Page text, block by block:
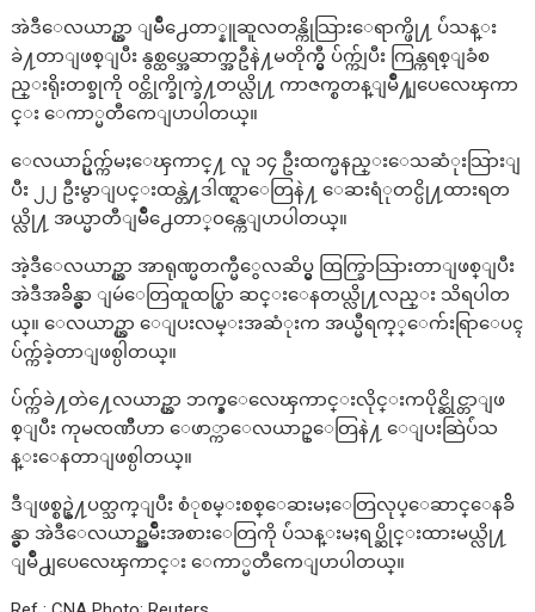
အဲဒီေလယာဥ္ဟာ ျမိဳ႕ေတာ္နူဆူလတန္ကိုသြားေရာက္ဖို႔ ပ်ံသန္း
ခဲ႔တာျဖစ္ျပီး နွစ္ထပ္အေဆာက္အဦနဲ႔မတိုက္မွီ ပ်က္က်ျပီး ကြန္ကရစ္ျခံစ
ည္းရိုးတစ္ခုကို ၀င္တိုက္ခိုက္ခဲ႔တယ္လို႔ ကာဇက္စတန္ျမိဳ႔ျပေလေၾကာ
င္း ေကာ္မတီကေျပာပါတယ္။
ေလယာဥ္ပ်က္က်မႈေၾကာင္႔ လူ ၁၄ ဦးထက္မနည္းေသဆံုးသြားျ
ပီး ၂၂ ဦးမွာျပင္းထန္တဲ႔ဒါဏ္ရာေတြနဲ႔ ေဆးရံုတင္ပို႔ထားရတ
ယ္လို႔ အယ္မာတီျမိဳ႕ေတာ္၀န္ကေျပာပါတယ္။
အဲ့ဒီေလယာဥ္ဟာ အာရုဏ္မတက္မီွေလဆိပ္မွ ထြက္ခြာသြားတာျဖစ္ျပီး
အဲဒီအခ်ိန္မွာ ျမဴေတြထူထပ္စြာ ဆင္းေနတယ္လို႔လည္း သိရပါတ
ယ္။ ေလယာဥ္ဟာ ေျပးလမ္းအဆံုးက အယ္မီရက္္ေက်းရြာေပၚ
ပ်က္က်ခဲ့တာျဖစ္ပါတယ္။
ပ်က္က်ခဲ႔တဲ႔ေလယာဥ္ဟာ ဘက္ခ္ေလေၾကာင္းလိုင္းကပိုင္ဆိုင္တာျဖ
စ္ျပီး ကုမၸဏိီဟာ ေဖာ္ကာေလယာဥ္ေတြနဲ႔ ေျပးဆြဲပ်ံသ
န္းေနတာျဖစ္ပါတယ္။
ဒီျဖစ္စဥ္နဲ႔ပတ္သက္ျပီး စံုစမ္းစစ္ေဆးမႈေတြလုပ္ေဆာင္ေနခ်ိ
န္မွာ အဲဒီေလယာဥ္အမ်ိဳးအစားေတြကို ပ်ံသန္းမႈရပ္ဆိုင္းထားမယ္လို႔
ျမိဳ႕ျပေလေၾကာင္း ေကာ္မတီကေျပာပါတယ္။